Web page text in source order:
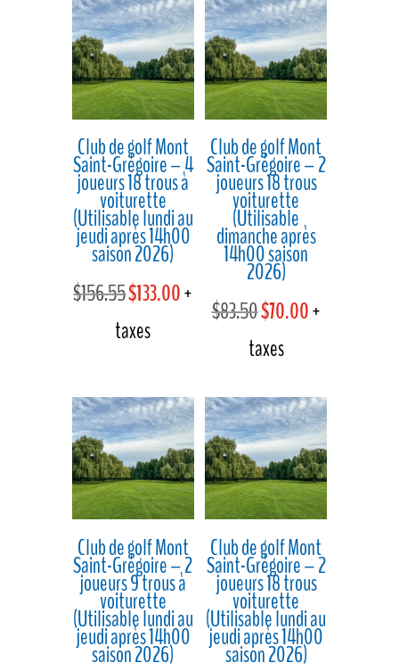
était :
$60.88.
est :
$50.00.
était :
$111.13.
est :
$95.00.
Club de golf Mont
Saint-Grégoire – 4
joueurs 18 trous à
voiturette
(Utilisable lundi au
jeudi après 14h00
saison 2026)
$156.55Le
prix
était :
$156.55.
$133.00Le
est :
$133.00.
+
taxes
Club de golf Mont
Saint-Grégoire – 2
joueurs 18 trous
voiturette
(Utilisable
dimanche après
14h00 saison
2026)
$83.50Le
prix
était :
$83.50.
$70.00Le
est :
$70.00.
+
taxes
Club de golf Mont
Saint-Grégoire – 2
joueurs 9 trous à
voiturette
(Utilisable lundi au
jeudi après 14h00
saison 2026)
Club de golf Mont
Saint-Grégoire – 2
joueurs 18 trous
voiturette
(Utilisable lundi au
jeudi après 14h00
saison 2026)